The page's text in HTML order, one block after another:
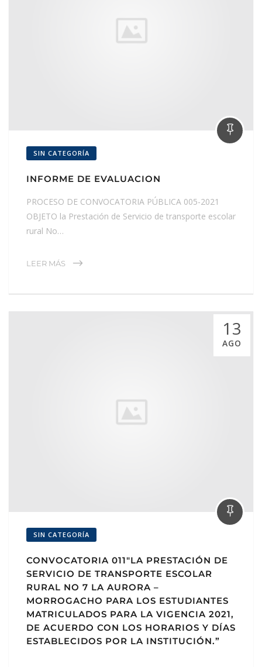
SIN CATEGORÍA
INFORME DE EVALUACION
PROCESO DE CONVOCATORIA PÚBLICA 005-2021
OBJETO la Prestación de Servicio de transporte escolar
rural No…
LEER MÁS
13
AGO
SIN CATEGORÍA
CONVOCATORIA 011″LA PRESTACIÓN DE
SERVICIO DE TRANSPORTE ESCOLAR
RURAL NO 7 LA AURORA –
MORROGACHO PARA LOS ESTUDIANTES
MATRICULADOS PARA LA VIGENCIA 2021,
DE ACUERDO CON LOS HORARIOS Y DÍAS
ESTABLECIDOS POR LA INSTITUCIÓN.”